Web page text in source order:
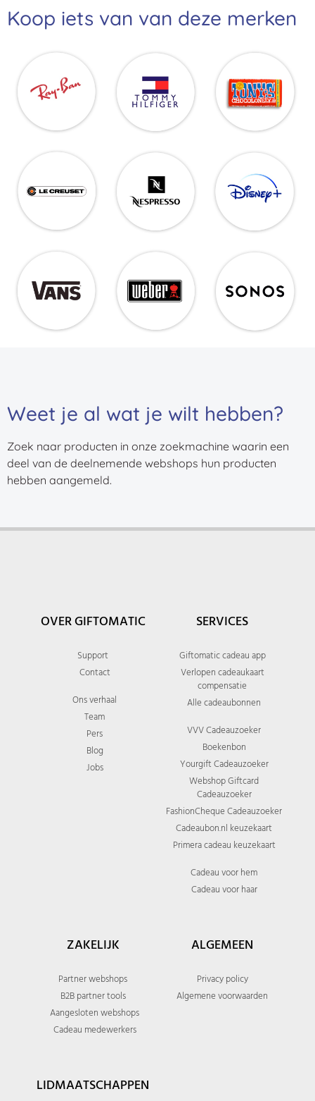
Koop iets van van deze merken
Weet je al wat je wilt hebben?
Zoek naar producten in onze zoekmachine waarin een
deel van de deelnemende webshops hun producten
hebben aangemeld.
OVER GIFTOMATIC
Support
Contact
Ons verhaal
Team
Pers
Blog
Jobs
SERVICES
Giftomatic cadeau app
Verlopen cadeaukaart
compensatie
Alle cadeaubonnen
VVV Cadeauzoeker
Boekenbon
Yourgift Cadeauzoeker
Webshop Giftcard
Cadeauzoeker
FashionCheque Cadeauzoeker
Cadeaubon.nl keuzekaart
Primera cadeau keuzekaart
Cadeau voor hem
Cadeau voor haar
ZAKELIJK
Partner webshops
B2B partner tools
Aangesloten webshops
Cadeau medewerkers
ALGEMEEN
Privacy policy
Algemene voorwaarden
LIDMAATSCHAPPEN